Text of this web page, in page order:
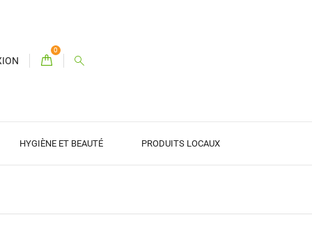
0
HYGIÈNE ET BEAUTÉ PRODUITS LOCAUX